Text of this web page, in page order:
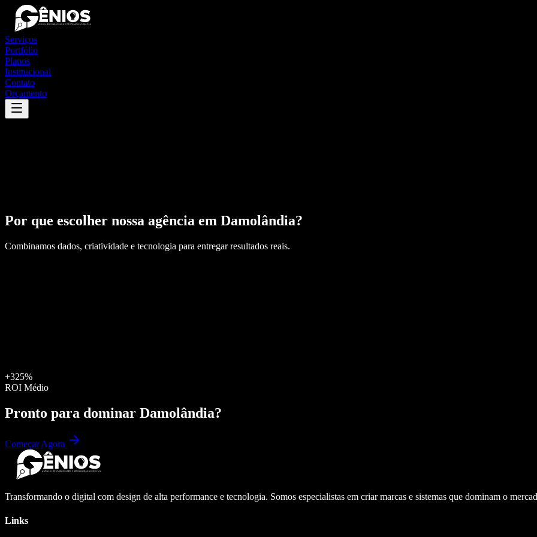
Serviços
Portfólio
Planos
Institucional
Contato
Orçamento
Por que escolher nossa agência em Damolândia?
Combinamos dados, criatividade e tecnologia para entregar resultados reais.
+325%
ROI Médio
Pronto para dominar Damolândia?
Começar Agora
Transformando o digital com design de alta performance e tecnologia. Somos especialistas em criar marcas e sistemas que dominam o
Links